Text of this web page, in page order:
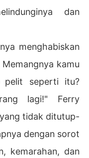
dan
menghabiskan
kamu
pelit seperti itu?
lagi!" Ferry
tidak ditutup-
dengan sorot
kemarahan, dan